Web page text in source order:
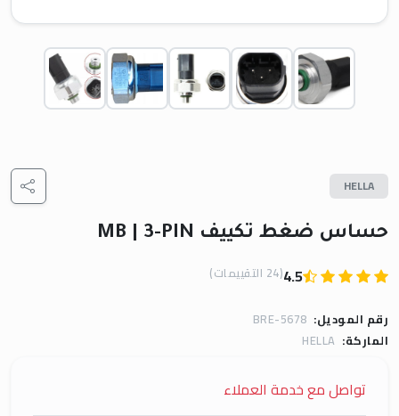
HELLA
حساس ضغط تكييف MB | 3-PIN
4.5(24 التقييمات)
رقم الموديل: BRE-5678
الماركة: HELLA
تواصل مع خدمة العملاء